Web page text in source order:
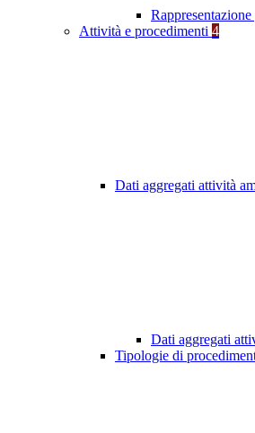
Attività e procedimenti 4
Dati aggregati attività
Dati aggregati
Tipologie di